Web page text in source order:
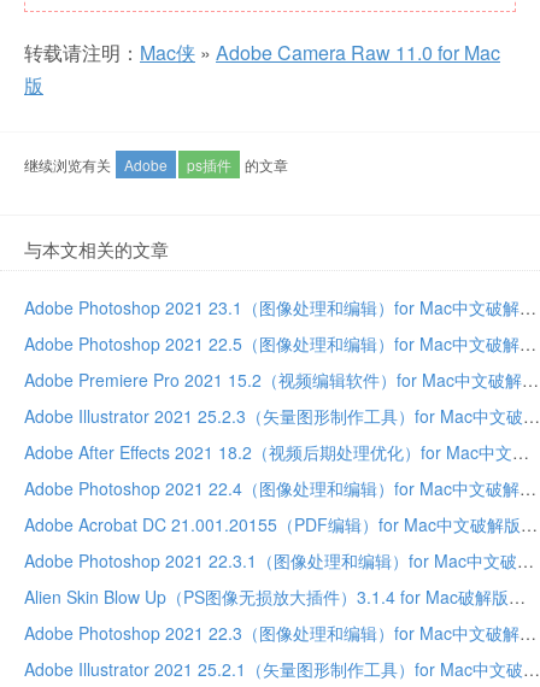
转载请注明： Mac侠 » Adobe Camera Raw 11.0 for Mac
版
继续浏览有关 Adobe ps插件 的文章
与本文相关的文章
Adobe Photoshop 2021 23.1（图像处理和编辑）for Mac中文破解版
Adobe Photoshop 2021 22.5（图像处理和编辑）for Mac中文破解版
Adobe Premiere Pro 2021 15.2（视频编辑软件）for Mac中文破解版
Adobe Illustrator 2021 25.2.3（矢量图形制作工具）for Mac中文破解版
Adobe After Effects 2021 18.2（视频后期处理优化）for Mac中文破解版
Adobe Photoshop 2021 22.4（图像处理和编辑）for Mac中文破解版
Adobe Acrobat DC 21.001.20155（PDF编辑）for Mac中文破解版
Adobe Photoshop 2021 22.3.1（图像处理和编辑）for Mac中文破解版
Alien Skin Blow Up（PS图像无损放大插件）3.1.4 for Mac破解版
Adobe Photoshop 2021 22.3（图像处理和编辑）for Mac中文破解版
Adobe Illustrator 2021 25.2.1（矢量图形制作工具）for Mac中文破解版